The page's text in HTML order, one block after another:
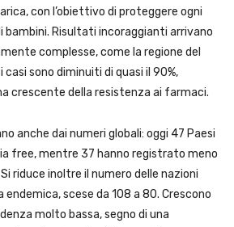
con l’obiettivo di proteggere ogni
bambini. Risultati incoraggianti arrivano
complesse, come la regione del
casi sono diminuiti di quasi il 90%,
crescente della resistenza ai farmaci.
anche dai numeri globali: oggi 47 Paesi
free, mentre 37 hanno registrato meno
riduce inoltre il numero delle nazioni
scese da 108 a 80. Crescono
molto bassa, segno di una